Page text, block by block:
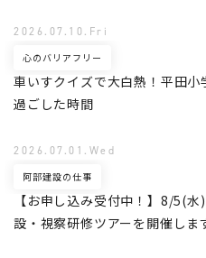
車いすクイズで大白熱！平田小
過ごした時間
心のバリアフリー
2026.07.10.Fri
【お申し込み受付中！】8/5(
設・視察研修ツアーを開催しま
阿部建設の仕事
2026.07.01.Wed